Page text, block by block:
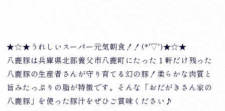
★☆★うれしいスーパー元気朝食！！(*'▽')★☆★
八鹿豚は兵庫県北部養父市八鹿町にたった１軒だけ残った
八鹿豚の生産者さんが守り育てる幻の豚！柔らかな肉質と
旨みたっぷりの脂が特徴です。そんな「おだがきさん家の
八鹿豚」を使った豚汁をぜひご賞味ください♪